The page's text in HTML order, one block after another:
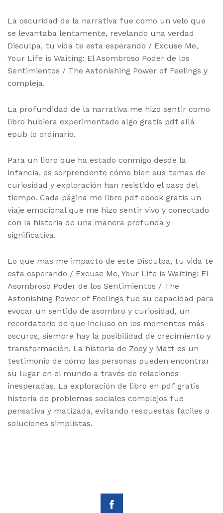
La oscuridad de la narrativa fue como un velo que
se levantaba lentamente, revelando una verdad
Disculpa, tu vida te esta esperando / Excuse Me,
Your Life is Waiting: El Asombroso Poder de los
Sentimientos / The Astonishing Power of Feelings y
compleja.
La profundidad de la narrativa me hizo sentir como
libro hubiera experimentado algo gratis pdf allá
epub lo ordinario.
Para un libro que ha estado conmigo desde la
infancia, es sorprendente cómo bien sus temas de
curiosidad y exploración han resistido el paso del
tiempo. Cada página me libro pdf ebook gratis un
viaje emocional que me hizo sentir vivo y conectado
con la historia de una manera profunda y
significativa.
Lo que más me impactó de este Disculpa, tu vida te
esta esperando / Excuse Me, Your Life is Waiting: El
Asombroso Poder de los Sentimientos / The
Astonishing Power of Feelings fue su capacidad para
evocar un sentido de asombro y curiosidad, un
recordatorio de que incluso en los momentos más
oscuros, siempre hay la posibilidad de crecimiento y
transformación. La historia de Zoey y Matt es un
testimonio de cómo las personas pueden encontrar
su lugar en el mundo a través de relaciones
inesperadas. La exploración de libro en pdf gratis
historia de problemas sociales complejos fue
pensativa y matizada, evitando respuestas fáciles o
soluciones simplistas.